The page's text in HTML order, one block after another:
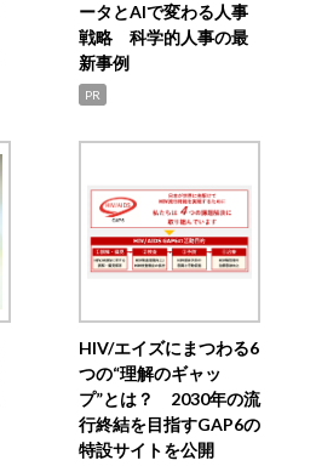
ータとAIで変わる人事
戦略 科学的人事の最
新事例
PR
HIV/エイズにまつわる6
つの“理解のギャッ
プ”とは？ 2030年の流
行終結を目指すGAP6の
特設サイトを公開